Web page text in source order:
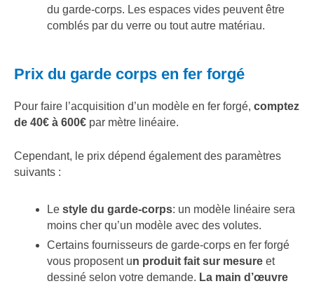
du garde-corps. Les espaces vides peuvent être
comblés par du verre ou tout autre matériau.
Prix du garde corps en fer forgé
Pour faire l’acquisition d’un modèle en fer forgé, comptez
de 40€ à 600€ par mètre linéaire.
Cependant, le prix dépend également des paramètres
suivants :
Le style du garde-corps: un modèle linéaire sera
moins cher qu’un modèle avec des volutes.
Certains fournisseurs de garde-corps en fer forgé
vous proposent un produit fait sur mesureet
dessiné selon votre demande. La main d’œuvre